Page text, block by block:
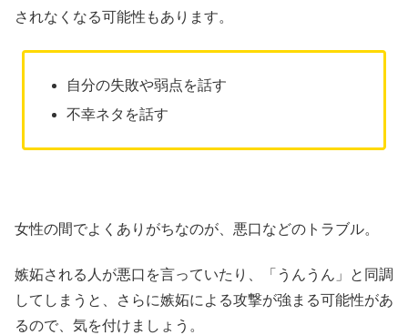
されなくなる可能性もあります。
自分の失敗や弱点を話す
不幸ネタを話す
女性の間でよくありがちなのが、悪口などのトラブル。
嫉妬される人が悪口を言っていたり、「うんうん」と同調
してしまうと、さらに嫉妬による攻撃が強まる可能性があ
るので、気を付けましょう。